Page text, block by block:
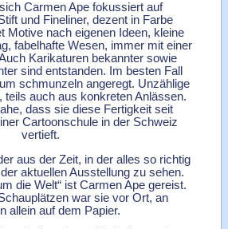
Carmen Ape fokussiert auf
und Fineliner, dezent in Farbe
Motive nach eigenen Ideen, kleine
fabelhafte Wesen, immer mit einer
Karikaturen bekannter sowie
sind entstanden. Im besten Fall
schmunzeln angeregt. Unzählige
teils auch aus konkreten Anlässen.
dass sie diese Fertigkeit seit
Cartoonschule in der Schweiz
vertieft.
aus der Zeit, in der alles so richtig
aktuellen Ausstellung zu sehen.
die Welt“ ist Carmen Ape gereist.
war sie vor Ort, an
allein auf dem Papier.